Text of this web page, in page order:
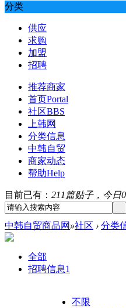
分类
供应
求购
加盟
招聘
推荐商家
首页Portal
社区BBS
上韩网
分类信息
中韩自贸
商家动态
帮助Help
目前已有： 211篇贴子，今日
中韩自贸商品网 »社区 › 分类
全部
招聘信息1
不限